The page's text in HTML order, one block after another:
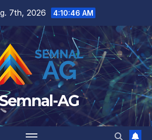
7th, 2026 4:10:46 AM
AG